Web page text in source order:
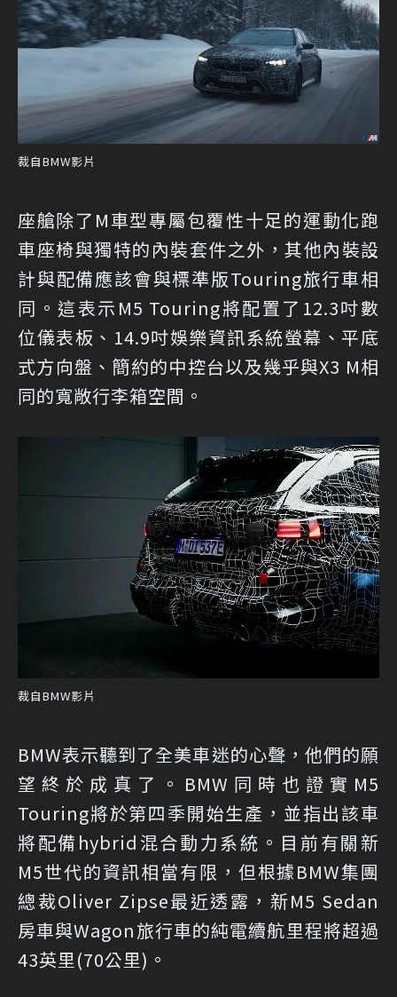
裁自BMW影片
座艙除了M車型專屬包覆性十足的運動化跑
車座椅與獨特的內裝套件之外，其他內裝設
計與配備應該會與標準版Touring旅行車相
同。這表示M5 Touring將配置了12.3吋數
位儀表板、14.9吋娛樂資訊系統螢幕、平底
式方向盤、簡約的中控台以及幾乎與X3 M相
同的寬敞行李箱空間。
裁自BMW影片
BMW表示聽到了全美車迷的心聲，他們的願
望終於成真了。BMW同時也證實M5
Touring將於第四季開始生產，並指出該車
將配備hybrid混合動力系統。目前有關新
M5世代的資訊相當有限，但根據BMW集團
總裁Oliver Zipse最近透露，新M5 Sedan
房車與Wagon旅行車的純電續航里程將超過
43英里(70公里)。